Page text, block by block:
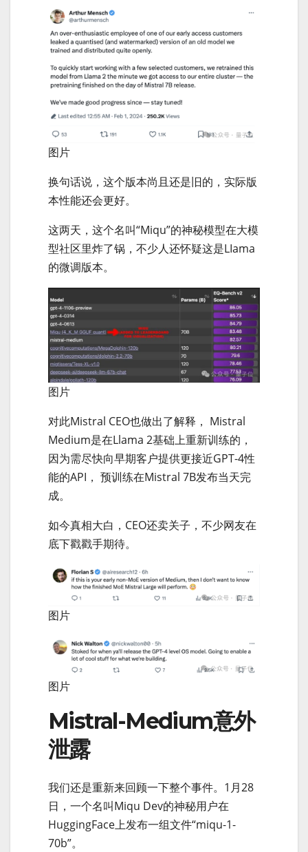
图片
换句话说，这个版本尚且还是旧的，实际版
本性能还会更好。
这两天，这个名叫“Miqu”的神秘模型在大模
型社区里炸了锅，不少人还怀疑这是LIama
的微调版本。
图片
对此Mistral CEO也做出了解释， Mistral
Medium是在Llama 2基础上重新训练的，
因为需尽快向早期客户提供更接近GPT-4性
能的API， 预训练在Mistral 7B发布当天完
成。
如今真相大白，CEO还卖关子，不少网友在
底下戳戳手期待。
图片
图片
Mistral-Medium意外
泄露
我们还是重新来回顾一下整个事件。1月28
日，一个名叫Miqu Dev的神秘用户在
HuggingFace上发布一组文件“miqu-1-
70b”。